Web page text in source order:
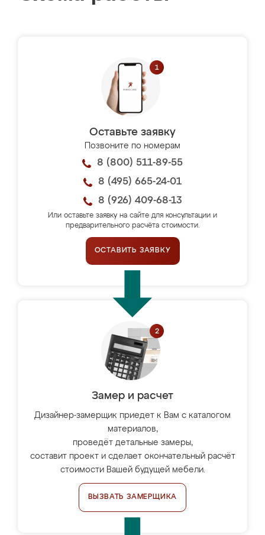
Оставьте заявку
Позвоните по номерам
8 (800) 511-89-55
8 (495) 665-24-01
8 (926) 409-68-13
Или оставьте заявку на сайте для консультации и
предварительного расчёта стоимости.
ОСТАВИТЬ ЗАЯВКУ
Замер и расчет
Дизайнер-замерщик приедет к Вам с каталогом
материалов,
проведёт детальные замеры,
составит проект и сделает окончательный расчёт
стоимости Вашей будущей мебели.
ВЫЗВАТЬ ЗАМЕРЩИКА